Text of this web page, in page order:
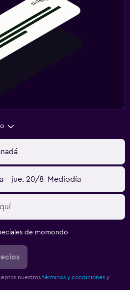
- jue. 20/8 Mediodía
de momondo
nuestros términos y condiciones y